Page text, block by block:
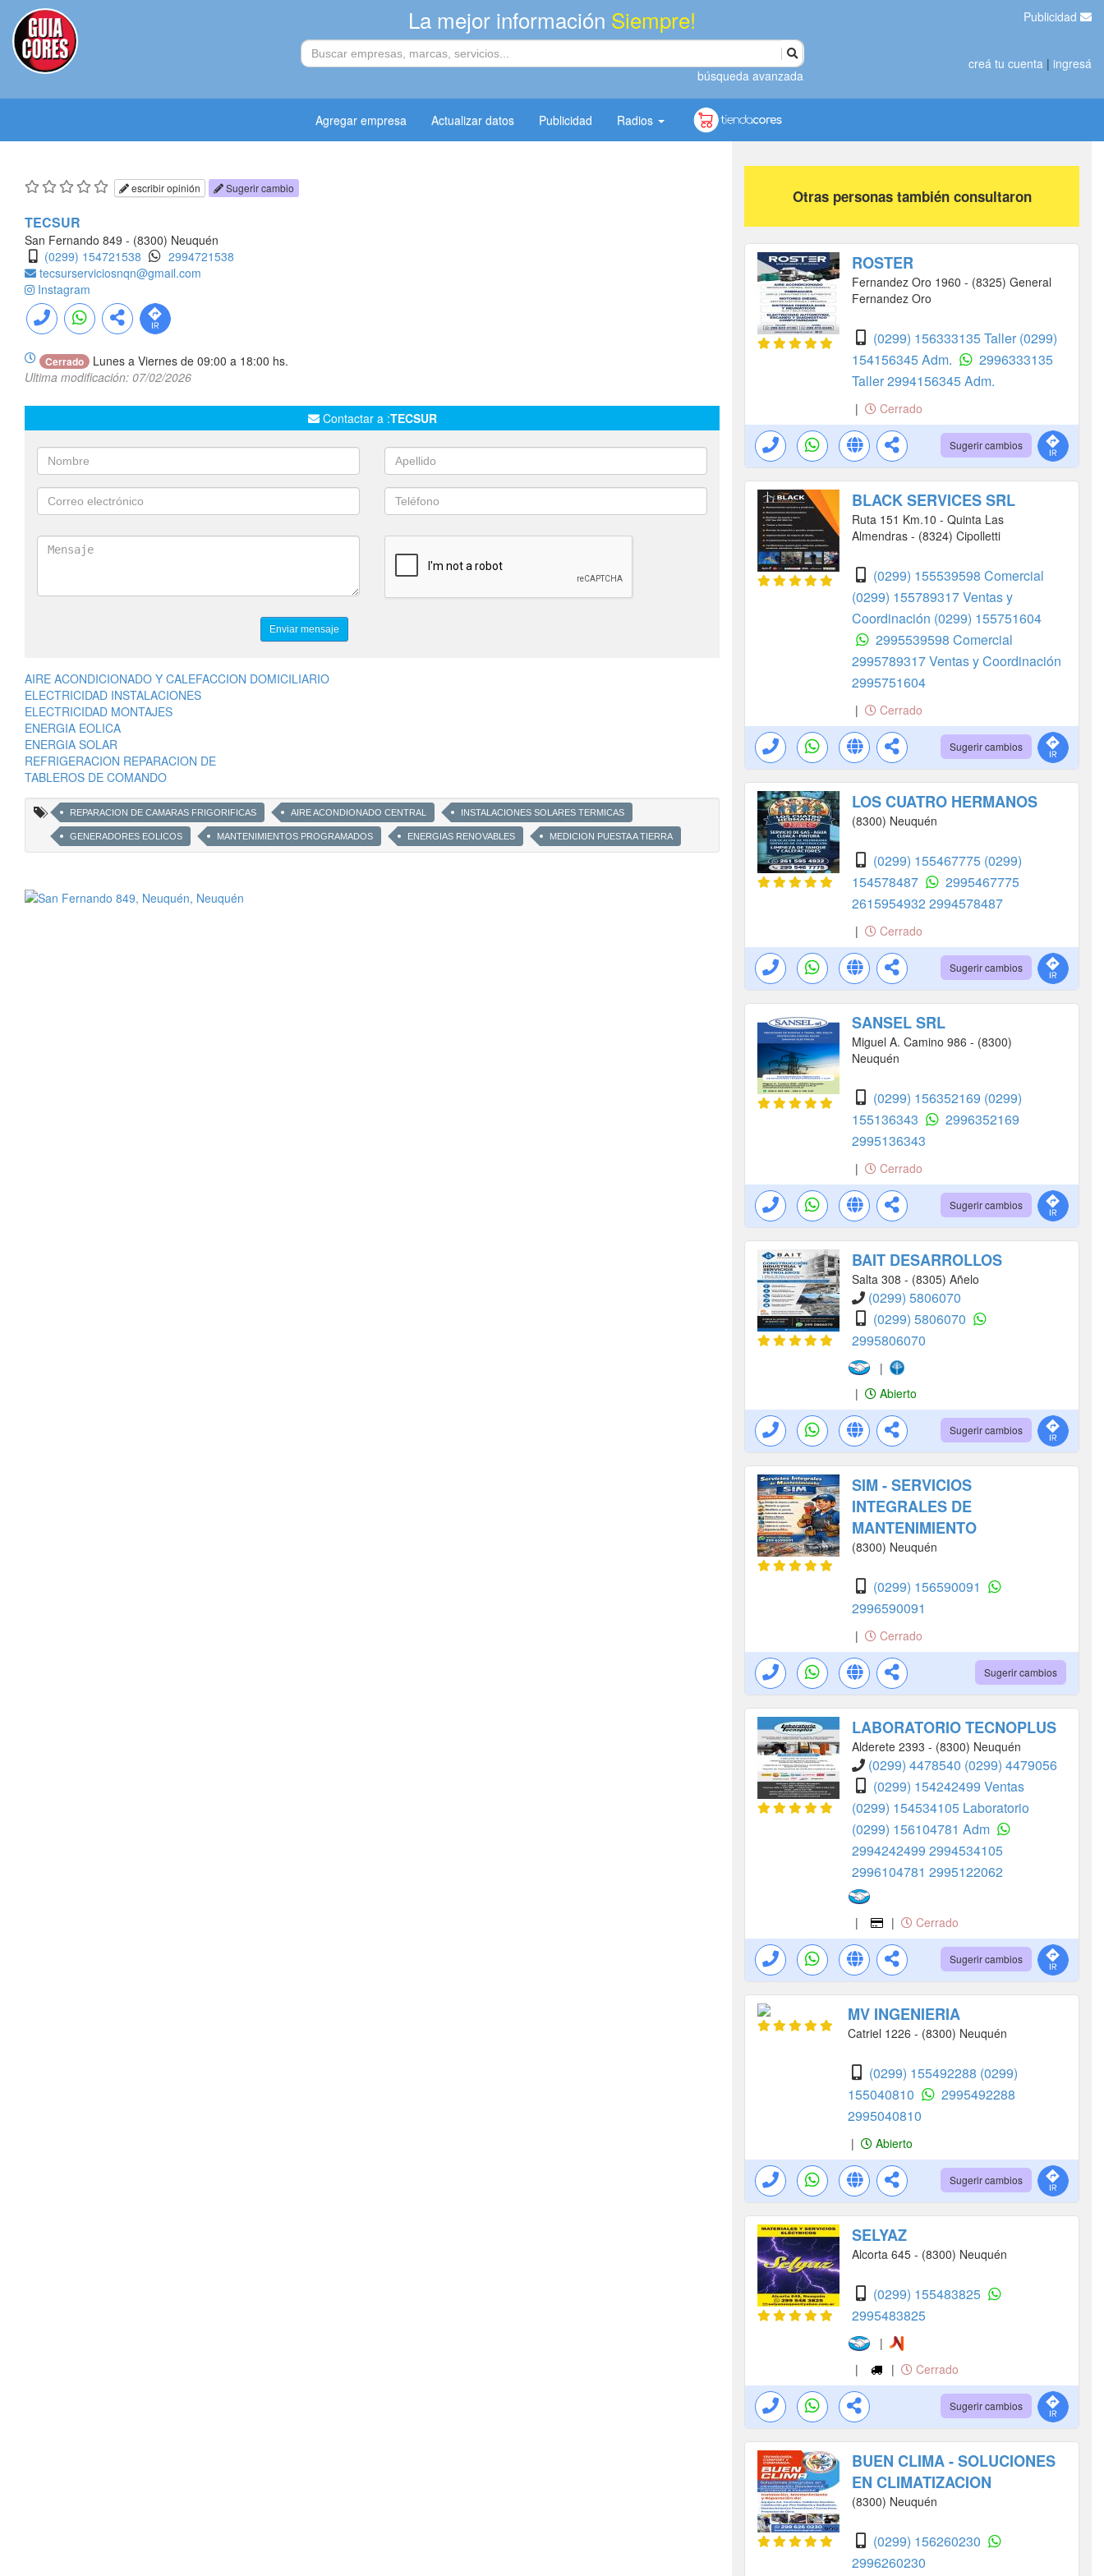
La mejor información Siempre!
búsqueda avanzada
Publicidad
creá tu cuenta | ingresá
Agregar empresa Actualizar datos Publicidad Radios
escribir opinión Sugerir cambio
TECSUR
San Fernando 849 - (8300) Neuquén
(0299) 154721538
2994721538
tecsurserviciosnqn@gmail.com
Instagram
Cerrado
Lunes a Viernes de 09:00 a 18:00 hs.
Ultima modificación: 07/02/2026
Contactar a :TECSUR
AIRE ACONDICIONADO Y CALEFACCION DOMICILIARIO
ELECTRICIDAD INSTALACIONES
ELECTRICIDAD MONTAJES
ENERGIA EOLICA
ENERGIA SOLAR
REFRIGERACION REPARACION DE
TABLEROS DE COMANDO
REPARACION DE CAMARAS FRIGORIFICAS AIRE ACONDIONADO CENTRAL INSTALACIONES SOLARES TERMICAS
GENERADORES EOLICOS MANTENIMIENTOS PROGRAMADOS ENERGIAS RENOVABLES MEDICION PUESTA A TIERRA
Otras personas también consultaron
ROSTER
Fernandez Oro 1960 - (8325) General
Fernandez Oro
(0299) 156333135 Taller (0299)
154156345 Adm.
2996333135
Taller2994156345 Adm.
| Cerrado
Sugerir cambios
BLACK SERVICES SRL
Ruta 151 Km.10 - Quinta Las
Almendras - (8324) Cipolletti
(0299) 155539598 Comercial
(0299) 155789317 Ventas y
Coordinación (0299) 155751604
2995539598 Comercial
2995789317 Ventas y Coordinación
2995751604
| Cerrado
Sugerir cambios
LOS CUATRO HERMANOS
(8300) Neuquén
(0299) 155467775 (0299)
154578487
2995467775
2615954932 2994578487
| Cerrado
Sugerir cambios
SANSEL SRL
Miguel A. Camino 986 - (8300)
Neuquén
(0299) 156352169 (0299)
155136343
2996352169
2995136343
| Cerrado
Sugerir cambios
BAIT DESARROLLOS
Salta 308 - (8305) Añelo
(0299) 5806070
(0299) 5806070
2995806070
|
|
Abierto
Sugerir cambios
SIM - SERVICIOS
INTEGRALES DE
MANTENIMIENTO
(8300) Neuquén
(0299) 156590091
2996590091
| Cerrado
Sugerir cambios
LABORATORIO TECNOPLUS
Alderete 2393 - (8300) Neuquén
(0299) 4478540 (0299) 4479056
(0299) 154242499 Ventas
(0299) 154534105 Laboratorio
(0299) 156104781 Adm
2994242499 2994534105
2996104781 2995122062
| | Cerrado
Sugerir cambios
MV INGENIERIA
Catriel 1226 - (8300) Neuquén
(0299) 155492288 (0299)
155040810
2995492288
2995040810
| Abierto
Sugerir cambios
SELYAZ
Alcorta 645 - (8300) Neuquén
(0299) 155483825
2995483825
|
|
| Cerrado
Sugerir cambios
BUEN CLIMA - SOLUCIONES
EN CLIMATIZACION
(8300) Neuquén
(0299) 156260230
2996260230